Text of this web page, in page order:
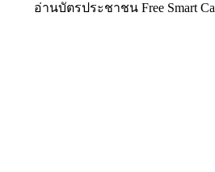
อ่านบัตรประชาชน Free Smart